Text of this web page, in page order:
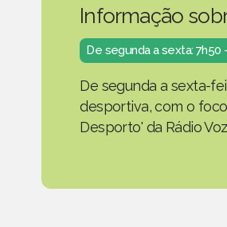
Informação
De segunda a sexta: 7h50
De segunda a sexta-
desportiva, com o
Desporto' da Rádio